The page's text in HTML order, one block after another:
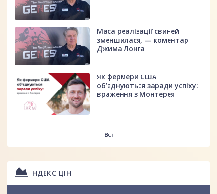
Маса реалізації свиней
зменшилася, — коментар
Джима Лонга
Як фермери США
об’єднуються заради успіху:
враження з Монтерея
Всі
ІНДЕКС ЦІН